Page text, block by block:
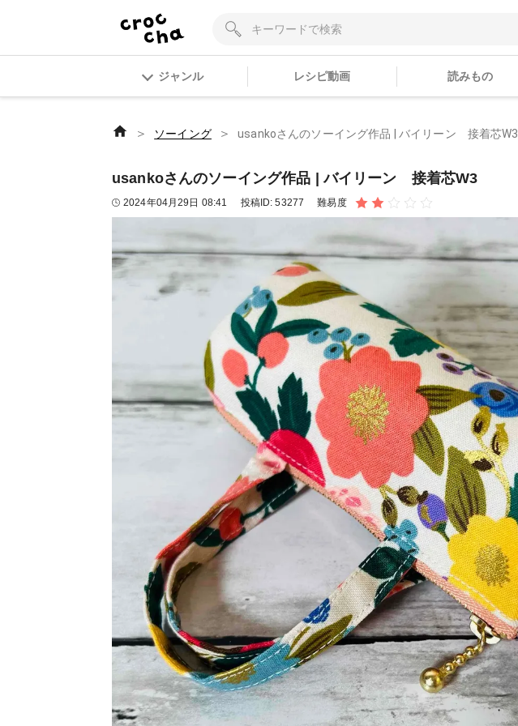
ジャンル レシピ動画 読みもの
＞ ソーイング ＞ usankoさんのソーイング作品 | バイリーン 接着芯W3
usankoさんのソーイング作品 | バイリーン 接着芯W3
2024年04月29日 08:41 投稿ID:53277 難易度